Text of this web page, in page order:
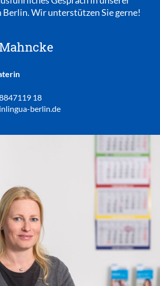
Berlin. Wir unterstützen Sie gerne!
18
berlin.de